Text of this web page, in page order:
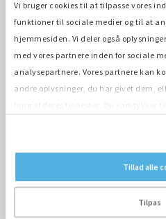
Vi bruger cookies til at tilpasse vores
funktioner til sociale medier og til at
hjemmesiden. Vi deler også
med vores partnere inden for sociale
analysepartnere. Vores partnere kan
andre oplysninger, du har givet dem,
Tillad alle
Tilpas
2 min
Hydrogen
brintgenerator
26-05-2021